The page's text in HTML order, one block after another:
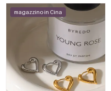
magazzino in Cina